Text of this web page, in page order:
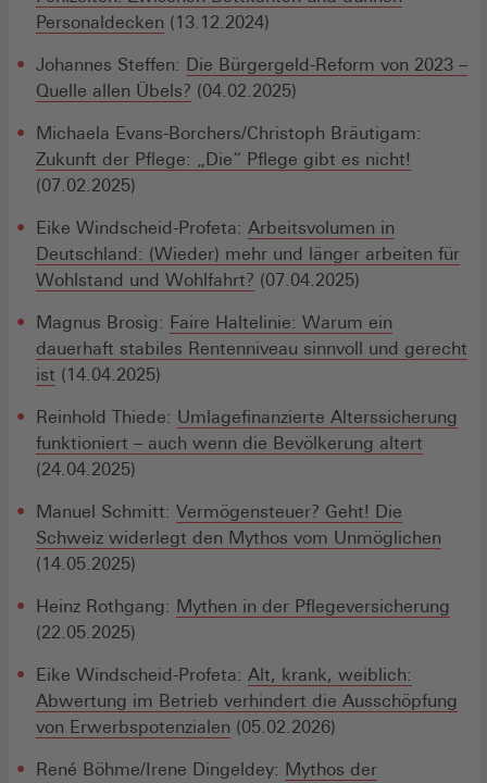
Personaldecken (13.12.2024)
Johannes Steffen: Die Bürgergeld-Reform von 2023 –
Quelle allen Übels? (04.02.2025)
Michaela Evans-Borchers/Christoph Bräutigam:
Zukunft der Pflege: „Die“ Pflege gibt es nicht!
(07.02.2025)
Eike Windscheid-Profeta: Arbeitsvolumen in
Deutschland: (Wieder) mehr und länger arbeiten für
Wohlstand und Wohlfahrt? (07.04.2025)
Magnus Brosig: Faire Haltelinie: Warum ein
dauerhaft stabiles Rentenniveau sinnvoll und gerecht
ist (14.04.2025)
Reinhold Thiede: Umlagefinanzierte Alterssicherung
funktioniert – auch wenn die Bevölkerung altert
(24.04.2025)
Manuel Schmitt: Vermögensteuer? Geht! Die
Schweiz widerlegt den Mythos vom Unmöglichen
(14.05.2025)
Heinz Rothgang: Mythen in der Pflegeversicherung
(22.05.2025)
Eike Windscheid-Profeta: Alt, krank, weiblich:
Abwertung im Betrieb verhindert die Ausschöpfung
von Erwerbspotenzialen (05.02.2026)
René Böhme/Irene Dingeldey: Mythos der